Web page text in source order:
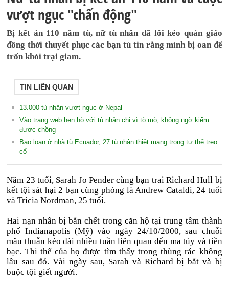
vượt ngục "chấn động"
Bị kết án 110 năm tù, nữ tù nhân đã lôi kéo quản giáo
đồng thời thuyết phục các bạn tù tin rằng mình bị oan để
trốn khỏi trại giam.
TIN LIÊN QUAN
13.000 tù nhân vượt ngục ở Nepal
Vào trang web hẹn hò với tù nhân chỉ vì tò mò, không ngờ kiếm
được chồng
Bạo loạn ở nhà tù Ecuador, 27 tù nhân thiệt mạng trong tư thế treo
cổ
Năm 23 tuổi, Sarah Jo Pender cùng bạn trai Richard Hull bị
kết tội sát hại 2 bạn cùng phòng là Andrew Cataldi, 24 tuổi
và Tricia Nordman, 25 tuổi.
Hai nạn nhân bị bắn chết trong căn hộ tại trung tâm thành
phố Indianapolis (Mỹ) vào ngày 24/10/2000, sau chuỗi
mâu thuẫn kéo dài nhiều tuần liên quan đến ma túy và tiền
bạc. Thi thể của họ được tìm thấy trong thùng rác không
lâu sau đó. Vài ngày sau, Sarah và Richard bị bắt và bị
buộc tội giết người.